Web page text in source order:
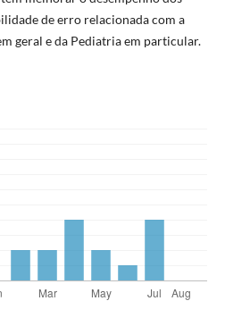
de erro relacionada com a
geral e da Pediatria em particular.